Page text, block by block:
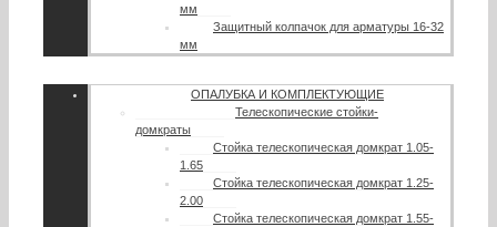
мм
Защитный колпачок для арматуры 16-32
мм
ОПАЛУБКА И КОМПЛЕКТУЮЩИЕ
Телескопические стойки-
домкраты
Стойка телескопическая домкрат 1.05-
1.65
Стойка телескопическая домкрат 1.25-
2.00
Стойка телескопическая домкрат 1.55-